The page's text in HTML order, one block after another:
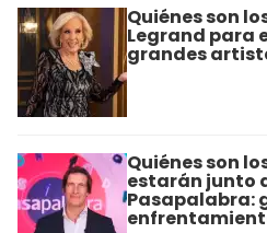
Quiénes son
Legrand para
grandes
Quiénes son
estarán junto
Pasapalabra: